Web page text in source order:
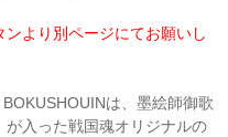
り別ページにてお願いし
は、墨絵師御歌
入った戦国魂オリジナルの